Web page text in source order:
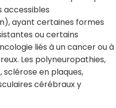
accessibles
ayant certaines formes
ou certains
liés à un cancer ou à
Les polyneuropathies,
en plaques,
cérébraux y